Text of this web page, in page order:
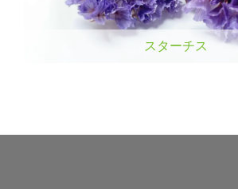
スターチス